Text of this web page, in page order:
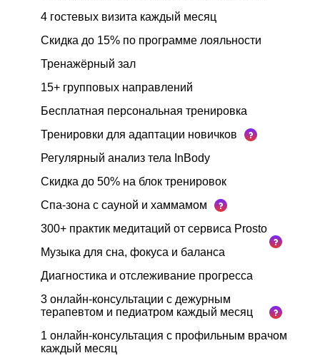
4 гостевых визита каждый месяц
Скидка до 15% по программе лояльности
Тренажёрный зал
15+ групповых направлений
Бесплатная персональная тренировка
Тренировки для адаптации новичков
Регулярный анализ тела InBody
Скидка до 50% на блок тренировок
Спа-зона с сауной и хаммамом
300+ практик медитаций от сервиса Prosto
Музыка для сна, фокуса и баланса
Диагностика и отслеживание прогресса
3 онлайн-консультации с дежурным
терапевтом и педиатром каждый месяц
1 онлайн-консультация с профильным врачом
каждый месяц